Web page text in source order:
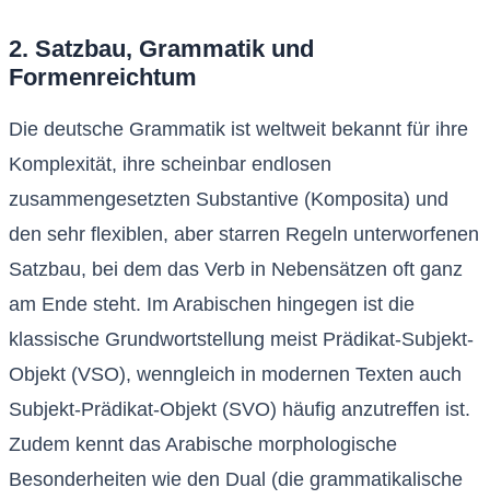
2. Satzbau, Grammatik und
Formenreichtum
Die deutsche Grammatik ist weltweit bekannt für ihre
Komplexität, ihre scheinbar endlosen
zusammengesetzten Substantive (Komposita) und
den sehr flexiblen, aber starren Regeln unterworfenen
Satzbau, bei dem das Verb in Nebensätzen oft ganz
am Ende steht. Im Arabischen hingegen ist die
klassische Grundwortstellung meist Prädikat-Subjekt-
Objekt (VSO), wenngleich in modernen Texten auch
Subjekt-Prädikat-Objekt (SVO) häufig anzutreffen ist.
Zudem kennt das Arabische morphologische
Besonderheiten wie den Dual (die grammatikalische